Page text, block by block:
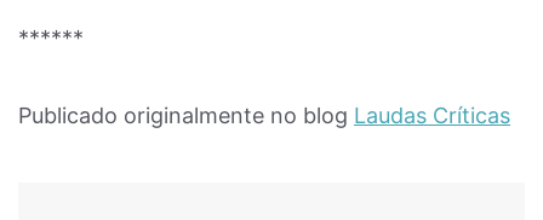
******
Publicado originalmente no blog Laudas Críticas